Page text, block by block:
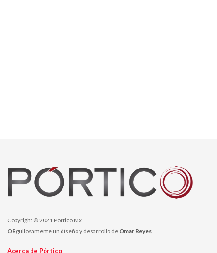
Copyright © 2021 Pórtico Mx
ORgullosamente un diseño y desarrollo de Omar Reyes
Acerca de Pórtico